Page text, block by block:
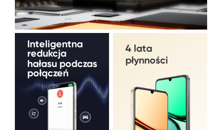
Inteligentna
redukcja
hałasu podczas
połączeń
4 lata
płynności